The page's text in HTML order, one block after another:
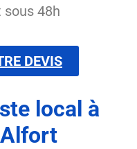
48h
DEVIS
local à